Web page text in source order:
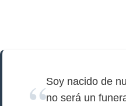
Soy nacido de
no será un